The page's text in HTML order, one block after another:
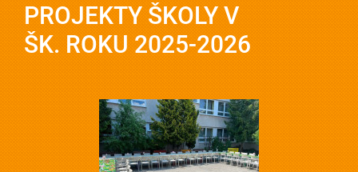
PROJEKTY ŠKOLY V
ŠK. ROKU 2025-2026